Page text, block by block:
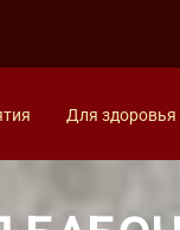
Для здоровья